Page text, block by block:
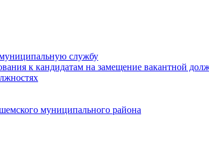
службу
к кандидатам на замещение вакантной
муниципального района